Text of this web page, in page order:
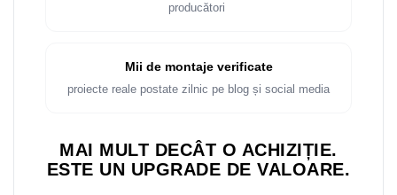
producători
Mii de montaje verificate
proiecte reale postate zilnic pe blog și social media
MAI MULT DECÂT O ACHIZIȚIE.
ESTE UN UPGRADE DE VALOARE.